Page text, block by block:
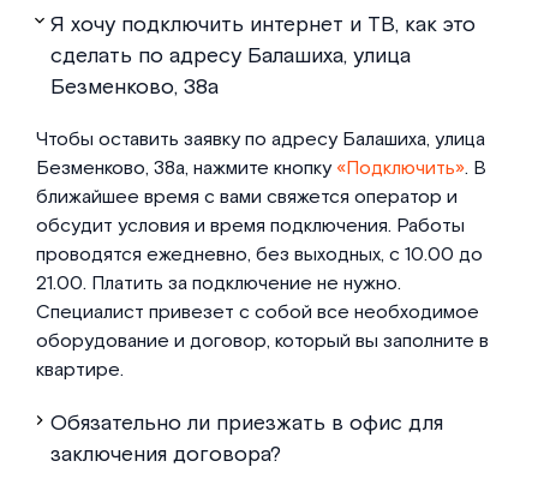
Я хочу подключить интернет и ТВ, как это
сделать по адресу Балашиха, улица
Безменково, 38а
Чтобы оставить заявку по адресу Балашиха, улица
Безменково, 38а, нажмите кнопку«Подключить». В
ближайшее время с вами свяжется оператор и
обсудит условия и время подключения. Работы
проводятся ежедневно, без выходных, с 10.00 до
21.00. Платить за подключение не нужно.
Специалист привезет с собой все необходимое
оборудование и договор, который вы заполните в
квартире.
Обязательно ли приезжать в офис для
заключения договора?